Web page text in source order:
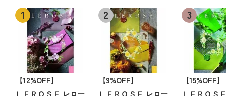
【12%OFF】
ＬＥＲＯＳＥ レロー
【9%OFF】
ＬＥＲＯＳＥ レロー
【15%OFF】
ＬＥＲＯＳ